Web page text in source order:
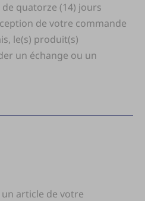
quatorze (14) jours
de votre commande
le(s) produit(s)
un échange ou un
article de votre